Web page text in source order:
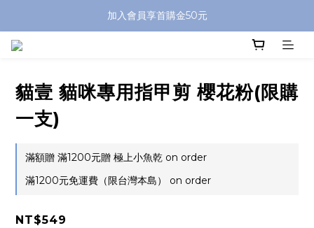
加入會員享首購金50元
貓壹 貓咪專用指甲剪 櫻花粉(限購
一支)
滿額贈 滿1200元贈 極上小魚乾 on order
滿1200元免運費（限台灣本島） on order
NT$549